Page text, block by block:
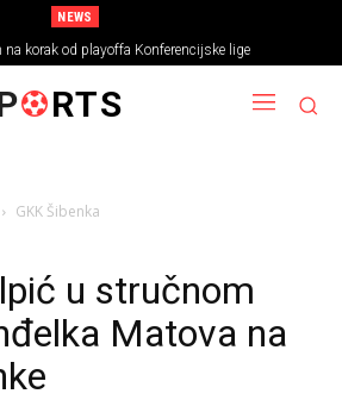
NEWS
na korak od playoffa Konferencijske lige
RTS
GKK Šibenka
u stručnom
Matova na